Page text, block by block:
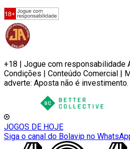
+18 | Jogue com responsabilidade
Condições | Conteúdo Comercial |
adverte: Aposta não é investimento.
JOGOS DE HOJE
Siga o canal do Bolavip no